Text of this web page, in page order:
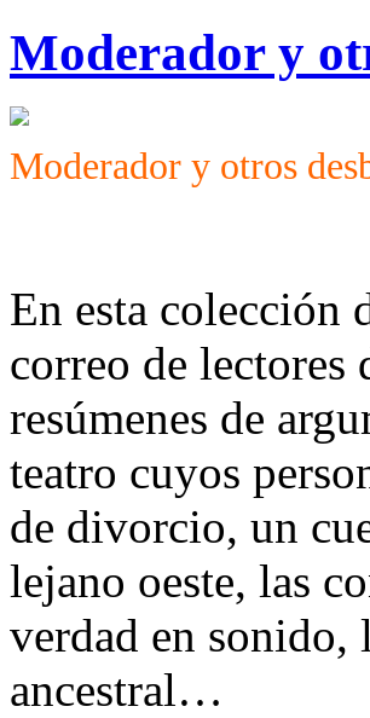
Moderador y
Moderador y otros
En esta colección
correo de lectores
resúmenes de
teatro cuyos
de divorcio, un
lejano oeste, las
verdad en
ancestral…